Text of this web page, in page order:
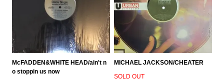
McFADDEN&WHITE HEAD/ain't n
o stoppin us now
MICHAEL JACKSON/CHEATER
SOLD OUT